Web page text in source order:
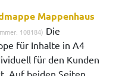
Mappenhaus
108184) Die
für Inhalte in A4
für den Kunden